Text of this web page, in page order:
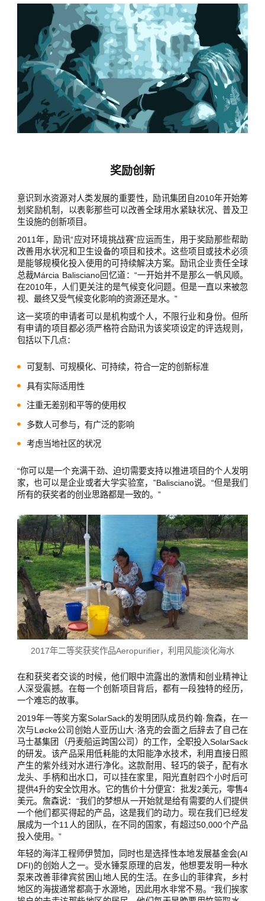
奖励创新
意识到水资源对人类发展的重要性，励讯集团自2010年开始筹
划奖励机制，以表彰那些可以改善全球用水紧缺状况、普及卫
生设施的创新项目。
2011年，励讯“应对环境挑战赛”应运而生，用于奖励那些帮助
改善用水状况和卫生设备的项目和技术。这些项目或技术必须
是能够规模化投入使用的可持续解决方案。励讯企业责任全球
总裁Márcia Balisciano回忆道：“一开始并不是那么一帆风顺。
在2010年，人们更关注的是气候变化问题。但是一直以来被忽
视、最终又受气候变化影响的资源还是水。”
这一奖项的申请者可以是机构或个人，不限行业和身份。但所
有申请的项目都必须严格符合励讯为该奖项设定的评选规则，
包括以下几点：
可复制、可规模化、可持续，符合一定的创新标准
具有实际适用性
注重无差别和平等的使用权
多数人可参与，有广泛的影响
考虑当地社区的状况
“你可以是一个充满干劲、迫切需要支持以推进项目的个人发明
家，也可以是企业或者大学实验室，”Balisciano说。“但是我们
所有的获奖者的创业思路都是一致的。”
2017年二等奖获奖作品Aeropurifier，利用风能淡化海水
在和获奖者交谈的时候，他们眼中流露出的激情和创业精神让
人深受震撼。在每一个创新项目背后，都有一段独特的经历，
一个难忘的故事。
2019年一等奖方案SolarSack的发明团队成员约翰·詹森，在一
次与Løcke公司创始人亚历山大·洛克的会面之后辞去了自己在
马士基集团（丹麦船运跨国公司）的工作，全职投入SolarSack
的研发。该产品采用低耗能的太阳能净水技术，利用直接日照
产生的紫外线对水进行净化。这款耐用、轻巧的袋子，配有水
龙头、手柄和出水口，可以挂在家里，阳光直射四个小时后可
提供4升的安全饮用水。它的售价十分便宜：批发2美元，零售4
美元。詹森说：“我们的梦想从一开始就是给有需要的人们提供
一个他们都买得起的产品，这是我们的动力。现在我们已经发
展成为一个11人的团队，在不同的国家，有超过50,000个产品
投入使用。”
年轻的海洋工程师伊赞加，同时也是选择性本地发展基金会(AI
DFI)的创始人之一。受水锤泵原理的启发，他想要发明一种水
泵来改善菲律宾贫困山地人民的生活。在多山的菲律宾，乡村
地区的海拔通常都高于水源地，因此用水非常不易。“我们挨家